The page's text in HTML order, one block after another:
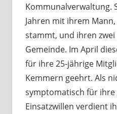
Kommunalverwaltung.
Jahren mit ihrem
stammt, und ihren
Gemeinde. Im April
für ihre 25-jährige
Kemmern geehrt. Als
symptomatisch für
Einsatzwillen verdient